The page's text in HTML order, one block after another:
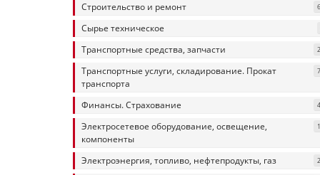
Строительство и ремонт
Сырье техническое
Транспортные средства, запчасти
Транспортные услуги, складирование. Прокат
транспорта
Финансы. Страхование
Электросетевое оборудование, освещение,
компоненты
Электроэнергия, топливо, нефтепродукты, газ